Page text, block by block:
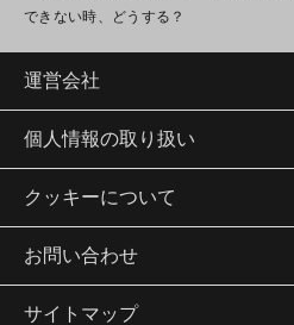
できない時、どうする？
運営会社
個人情報の取り扱い
クッキーについて
お問い合わせ
サイトマップ